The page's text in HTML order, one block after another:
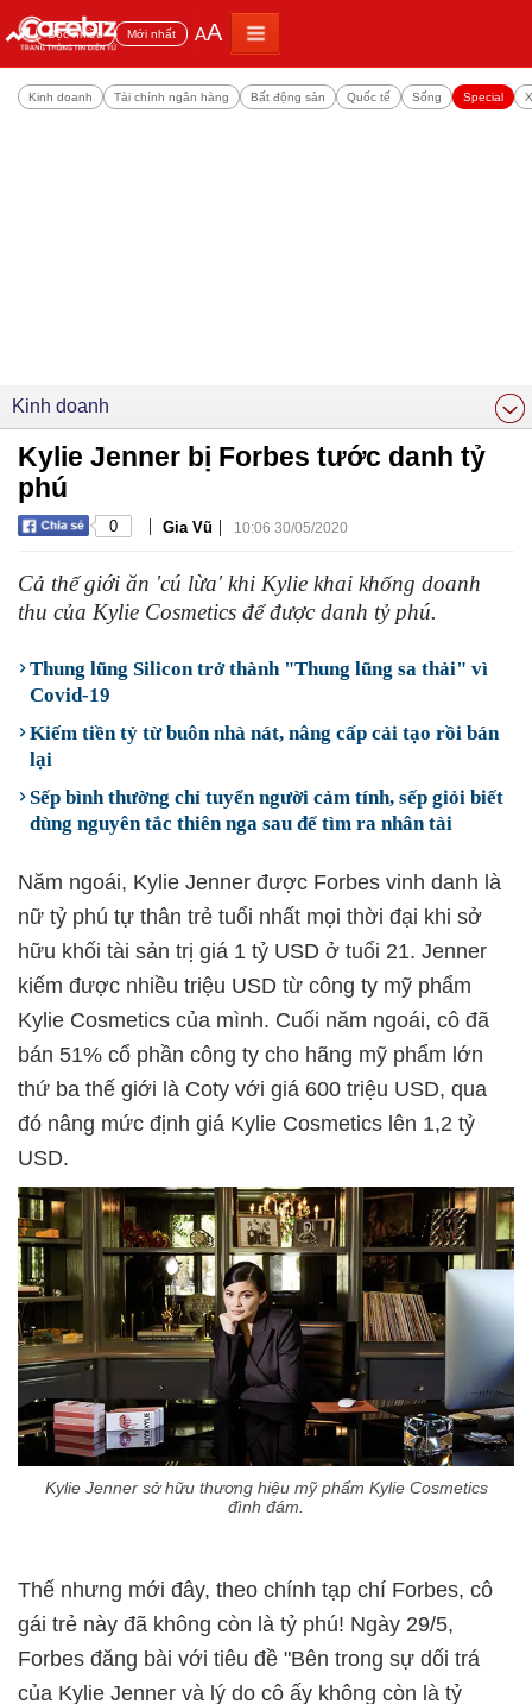
Đọc nhiều Mới nhất AA
Kinh doanh Tài chính ngân hàng Bất động sản Quốc tế Sống Special
Kinh doanh
Kylie Jenner bị Forbes tước danh tỷ
phú
0 | Gia Vũ | 10:06 30/05/2020
Cả thế giới ăn 'cú lừa' khi Kylie khai khống doanh
thu của Kylie Cosmetics để được danh tỷ phú.
Thung lũng Silicon trở thành "Thung lũng sa thải" vì
Covid-19
Kiếm tiền tỷ từ buôn nhà nát, nâng cấp cải tạo rồi bán
lại
Sếp bình thường chỉ tuyển người cảm tính, sếp giỏi biết
dùng nguyên tắc thiên nga sau để tìm ra nhân tài
Năm ngoái, Kylie Jenner được Forbes vinh danh là
nữ tỷ phú tự thân trẻ tuổi nhất mọi thời đại khi sở
hữu khối tài sản trị giá 1 tỷ USD ở tuổi 21. Jenner
kiếm được nhiều triệu USD từ công ty mỹ phẩm
Kylie Cosmetics của mình. Cuối năm ngoái, cô đã
bán 51% cổ phần công ty cho hãng mỹ phẩm lớn
thứ ba thế giới là Coty với giá 600 triệu USD, qua
đó nâng mức định giá Kylie Cosmetics lên 1,2 tỷ
USD.
Kylie Jenner sở hữu thương hiệu mỹ phẩm Kylie Cosmetics
đình đám.
Thế nhưng mới đây, theo chính tạp chí Forbes, cô
gái trẻ này đã không còn là tỷ phú! Ngày 29/5,
Forbes đăng bài với tiêu đề "Bên trong sự dối trá
của Kylie Jenner và lý do cô ấy không còn là tỷ